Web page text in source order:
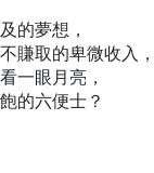
的夢想，
賺取的卑微收入，
一眼月亮，
的六便士？